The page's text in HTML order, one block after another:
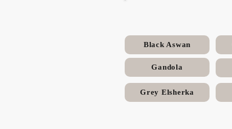
Black Aswan
Gandola
Grey Elsherka